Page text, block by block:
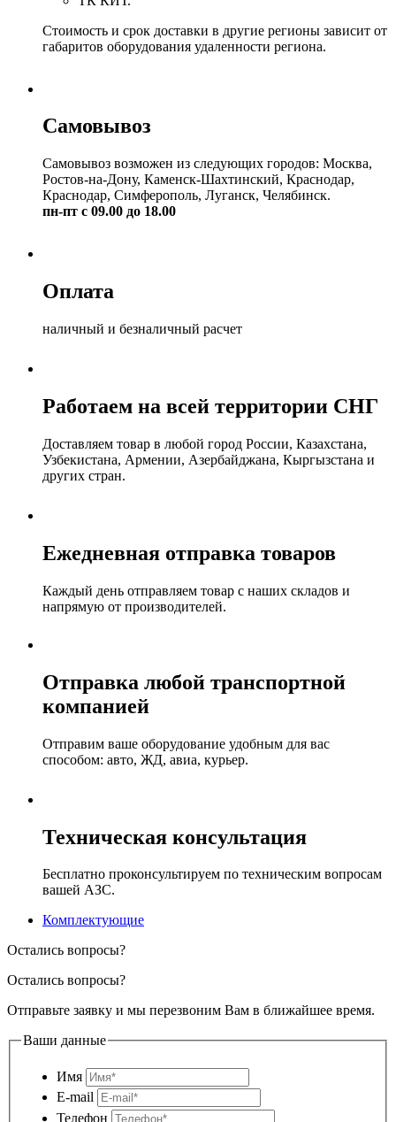
Стоимость и срок доставки в другие регионы зависит от
габаритов оборудования удаленности региона.
Самовывоз
Самовывоз возможен из следующих городов: Москва,
Ростов-на-Дону, Каменск-Шахтинский, Краснодар,
Краснодар, Симферополь, Луганск, Челябинск.
пн-пт с 09.00 до 18.00
Оплата
наличный и безналичный расчет
Работаем на всей территории СНГ
Доставляем товар в любой город России, Казахстана,
Узбекистана, Армении, Азербайджана, Кыргызстана и
других стран.
Ежедневная отправка товаров
Каждый день отправляем товар с наших складов и
напрямую от производителей.
Отправка любой транспортной
компанией
Отправим ваше оборудование удобным для вас
способом: авто, ЖД, авиа, курьер.
Техническая консультация
Бесплатно проконсультируем по техническим вопросам
вашей АЗС.
Комплектующие
Остались вопросы?
Остались вопросы?
Отправьте заявку и мы перезвоним Вам в ближайшее время.
Ваши данные
Имя
E-mail
Телефон